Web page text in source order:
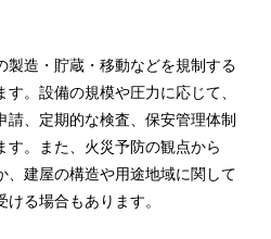
製造・貯蔵・移動などを規制する
す。設備の規模や圧力に応じて、
請、定期的な検査、保安管理体制
。また、火災予防の観点から
、建屋の構造や用途地域に関して
る場合もあります。